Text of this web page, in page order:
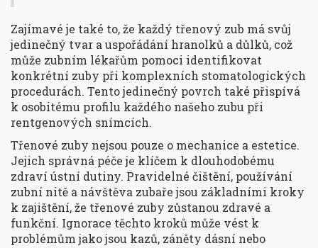
Zajímavé je také to, že každý třenový zub má svůj
jedinečný tvar a uspořádání hranolků a důlků, což
může zubním lékařům pomoci identifikovat
konkrétní zuby při komplexních stomatologických
procedurách. Tento jedinečný povrch také přispívá
k osobitému profilu každého našeho zubu při
rentgenových snímcích.
Třenové zuby nejsou pouze o mechanice a estetice.
Jejich správná péče je klíčem k dlouhodobému
zdraví ústní dutiny. Pravidelné čištění, používání
zubní nitě a návštěva zubaře jsou základními kroky
k zajištění, že třenové zuby zůstanou zdravé a
funkční. Ignorace těchto kroků může vést k
problémům jako jsou kazů, záněty dásní nebo